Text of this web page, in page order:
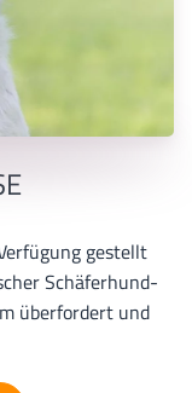
gestellt
Schäferhund-
überfordert und